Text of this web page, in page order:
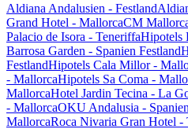
Aldiana Andalusien - Festland
Grand Hotel - MallorcaCM
Palacio de Isora - TeneriffaHipotels
Barrosa Garden - Spanien Festland
FestlandHipotels Cala Millor -
- MallorcaHipotels Sa Coma -
MallorcaHotel Jardin Tecina - La
- MallorcaOKU Andalusia - Spanien
MallorcaRoca Nivaria Gran Hotel -